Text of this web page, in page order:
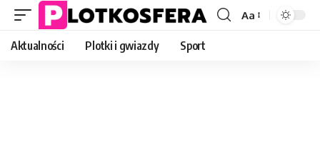
Font
Aa
Aktualności Plotki i gwiazdy Sport